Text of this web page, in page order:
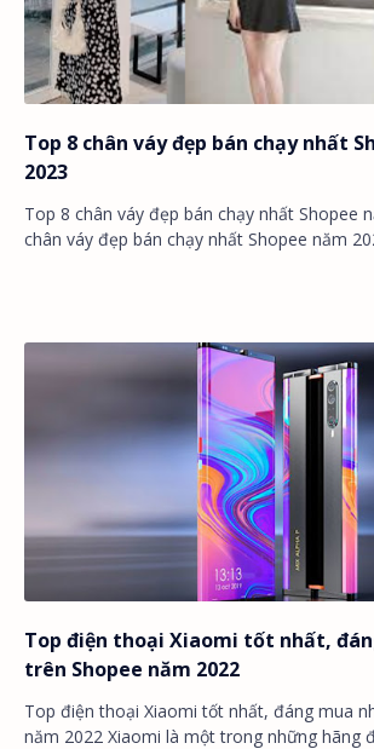
Top 8 chân váy đẹp bán chạy nhất
2023
Top 8 chân váy đẹp bán chạy nhất Shopee
chân váy đẹp bán chạy nhất Shopee năm
Top điện thoại Xiaomi tốt nhất,
trên Shopee năm 2022
Top điện thoại Xiaomi tốt nhất, đáng mua
năm 2022 Xiaomi là một trong những hãng điện thoại hàng